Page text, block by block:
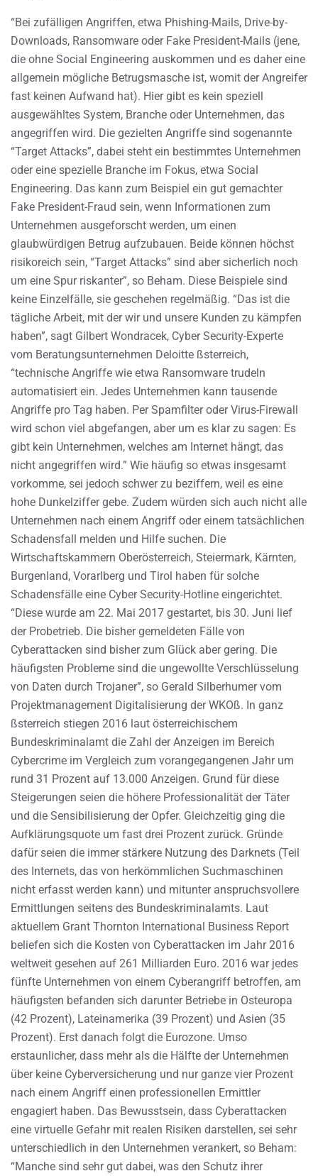
“Bei zufälligen Angriffen, etwa Phishing-Mails, Drive-by-
Downloads, Ransomware oder Fake President-Mails (jene,
die ohne Social Engineering auskommen und es daher eine
allgemein mögliche Betrugsmasche ist, womit der Angreifer
fast keinen Aufwand hat). Hier gibt es kein speziell
ausgewähltes System, Branche oder Unternehmen, das
angegriffen wird. Die gezielten Angriffe sind sogenannte
“Target Attacks”, dabei steht ein bestimmtes Unternehmen
oder eine spezielle Branche im Fokus, etwa Social
Engineering. Das kann zum Beispiel ein gut gemachter
Fake President-Fraud sein, wenn Informationen zum
Unternehmen ausgeforscht werden, um einen
glaubwürdigen Betrug aufzubauen. Beide können höchst
risikoreich sein, “Target Attacks” sind aber sicherlich noch
um eine Spur riskanter”, so Beham. Diese Beispiele sind
keine Einzelfälle, sie geschehen regelmäßig. “Das ist die
tägliche Arbeit, mit der wir und unsere Kunden zu kämpfen
haben”, sagt Gilbert Wondracek, Cyber Security-Experte
vom Beratungsunternehmen Deloitte ßsterreich,
“technische Angriffe wie etwa Ransomware trudeln
automatisiert ein. Jedes Unternehmen kann tausende
Angriffe pro Tag haben. Per Spamfilter oder Virus-Firewall
wird schon viel abgefangen, aber um es klar zu sagen: Es
gibt kein Unternehmen, welches am Internet hängt, das
nicht angegriffen wird.” Wie häufig so etwas insgesamt
vorkomme, sei jedoch schwer zu beziffern, weil es eine
hohe Dunkelziffer gebe. Zudem würden sich auch nicht alle
Unternehmen nach einem Angriff oder einem tatsächlichen
Schadensfall melden und Hilfe suchen. Die
Wirtschaftskammern Oberösterreich, Steiermark, Kärnten,
Burgenland, Vorarlberg und Tirol haben für solche
Schadensfälle eine Cyber Security-Hotline eingerichtet.
“Diese wurde am 22. Mai 2017 gestartet, bis 30. Juni lief
der Probetrieb. Die bisher gemeldeten Fälle von
Cyberattacken sind bisher zum Glück aber gering. Die
häufigsten Probleme sind die ungewollte Verschlüsselung
von Daten durch Trojaner”, so Gerald Silberhumer vom
Projektmanagement Digitalisierung der WKOß. In ganz
ßsterreich stiegen 2016 laut österreichischem
Bundeskriminalamt die Zahl der Anzeigen im Bereich
Cybercrime im Vergleich zum vorangegangenen Jahr um
rund 31 Prozent auf 13.000 Anzeigen. Grund für diese
Steigerungen seien die höhere Professionalität der Täter
und die Sensibilisierung der Opfer. Gleichzeitig ging die
Aufklärungsquote um fast drei Prozent zurück. Gründe
dafür seien die immer stärkere Nutzung des Darknets (Teil
des Internets, das von herkömmlichen Suchmaschinen
nicht erfasst werden kann) und mitunter anspruchsvollere
Ermittlungen seitens des Bundeskriminalamts. Laut
aktuellem Grant Thornton International Business Report
beliefen sich die Kosten von Cyberattacken im Jahr 2016
weltweit gesehen auf 261 Milliarden Euro. 2016 war jedes
fünfte Unternehmen von einem Cyberangriff betroffen, am
häufigsten befanden sich darunter Betriebe in Osteuropa
(42 Prozent), Lateinamerika (39 Prozent) und Asien (35
Prozent). Erst danach folgt die Eurozone. Umso
erstaunlicher, dass mehr als die Hälfte der Unternehmen
über keine Cyberversicherung und nur ganze vier Prozent
nach einem Angriff einen professionellen Ermittler
engagiert haben. Das Bewusstsein, dass Cyberattacken
eine virtuelle Gefahr mit realen Risiken darstellen, sei sehr
unterschiedlich in den Unternehmen verankert, so Beham:
“Manche sind sehr gut dabei, was den Schutz ihrer